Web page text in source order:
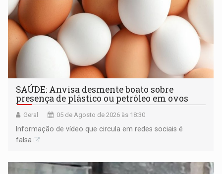
SAÚDE: Anvisa desmente boato sobre
presença de plástico ou petróleo em ovos
Geral 05 de Agosto de 2026 às 18:30
Informação de vídeo que circula em redes sociais é
falsa